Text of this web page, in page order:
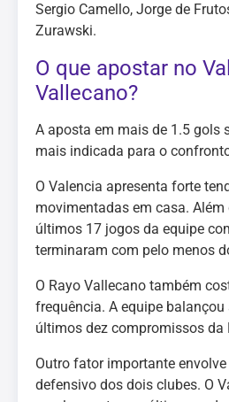
Sergio Camello, Jorge de
Zurawski.
O que apostar no
Vallecano?
A aposta em mais de 1.5 gols
mais indicada para o
O Valencia apresenta forte
movimentadas em casa. Além
últimos 17 jogos da equipe
terminaram com pelo menos
O Rayo Vallecano também
frequência. A equipe
últimos dez compromissos da
Outro fator importante
defensivo dos dois clubes. O